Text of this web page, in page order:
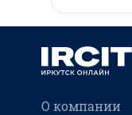
О компании